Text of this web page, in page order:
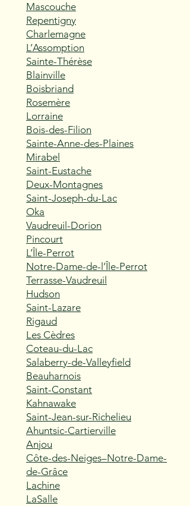
Mascouche
Repentigny
Charlemagne
L’Assomption
Sainte-Thérèse
Blainville
Boisbriand
Rosemère
Lorraine
Bois-des-Filion
Sainte-Anne-des-Plaines
Mirabel
Saint-Eustache
Deux-Montagnes
Saint-Joseph-du-Lac
Oka
Vaudreuil-Dorion
Pincourt
L’Île-Perrot
Notre-Dame-de-l’Île-Perrot
Terrasse-Vaudreuil
Hudson
Saint-Lazare
Rigaud
Les Cèdres
Coteau-du-Lac
Salaberry-de-Valleyfield
Beauharnois
Saint-Constant
Kahnawake
Saint-Jean-sur-Richelieu
Ahuntsic-Cartierville
Anjou
Côte-des-Neiges–Notre-Dame-
de-Grâce
Lachine
LaSalle